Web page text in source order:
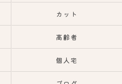
カット
高齢者
個人宅